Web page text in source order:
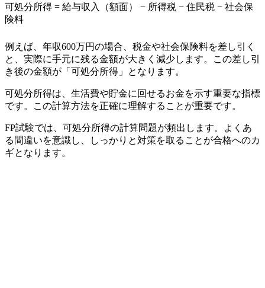
可処分所得 = 給与収入（額面） − 所得税 − 住民税 − 社会保
険料
例えば、年収600万円の場合、税金や社会保険料を差し引く
と、実際に手元に残る金額が大きく減少します。この差し引
き後の金額が「可処分所得」となります。
可処分所得は、生活費や貯金に回せるお金を示す重要な指標
です。この計算方法を正確に理解することが重要です。
FP試験では、可処分所得の計算問題が頻出します。よくあ
る間違いを意識し、しっかりと対策を取ることが合格へのカ
ギとなります。